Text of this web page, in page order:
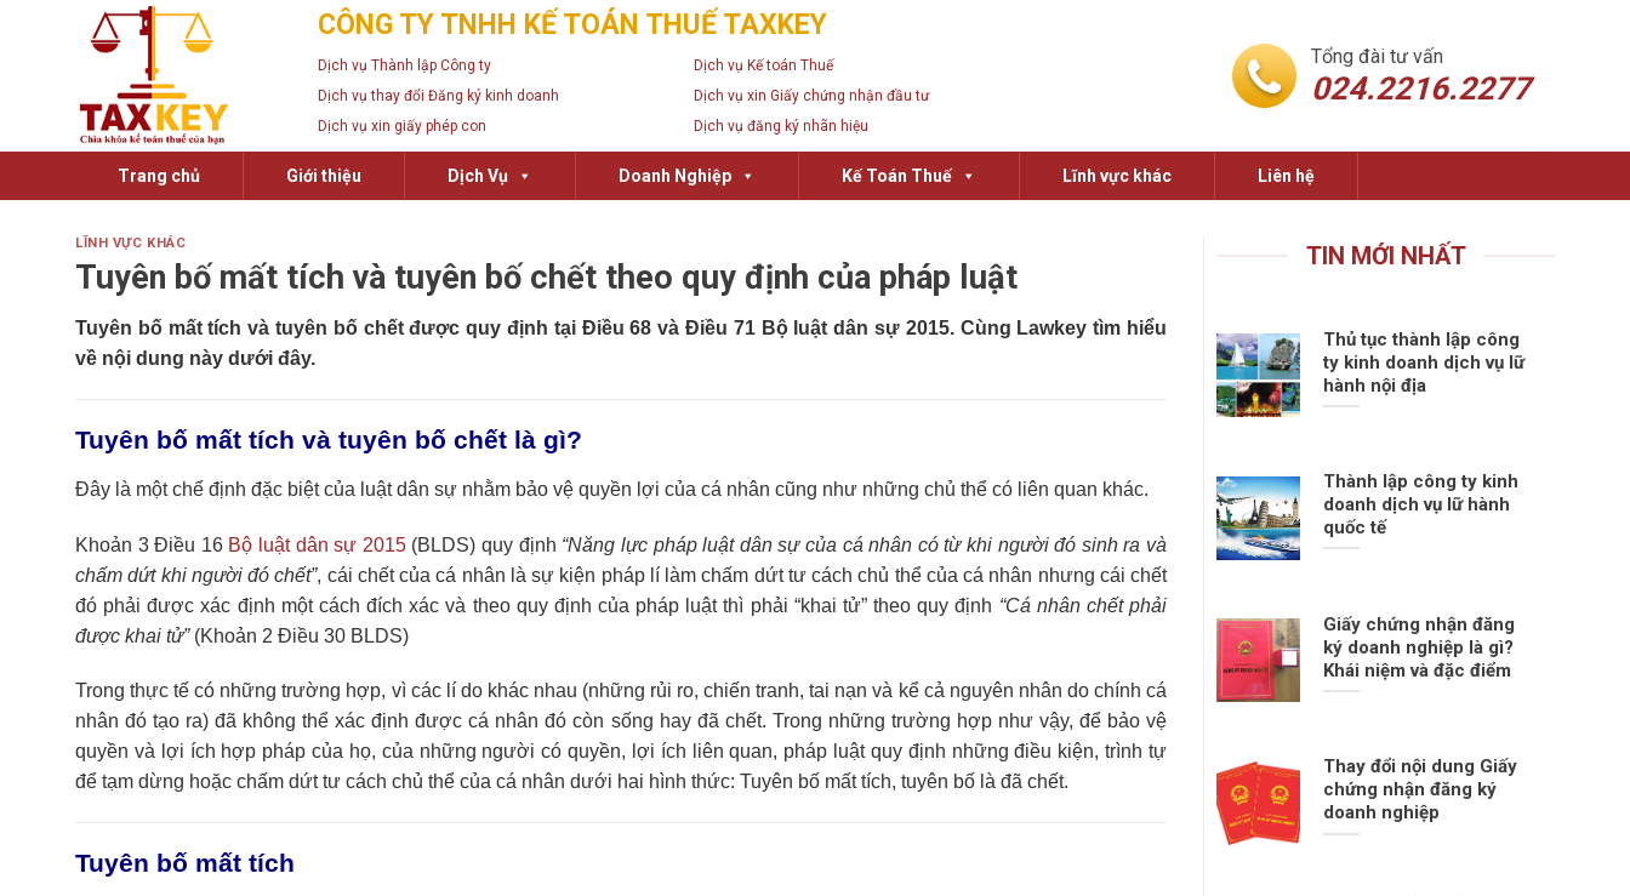
CÔNG TY TNHH KẾ TOÁN THUẾ TAXKEY
Dịch vụ Thành lập Công ty
Dịch vụ Kế toán Thuế
Dịch vụ thay đổi Đăng ký kinh doanh
Dịch vụ xin Giấy chứng nhận đầu tư
Dịch vụ xin giấy phép con
Dịch vụ đăng ký nhãn hiệu
Tổng đài tư vấn
024.2216.2277
Trang chủ Giới thiệu Dịch Vụ Doanh Nghiệp Kế Toán Thuế Lĩnh vực khác Liên hệ
LĨNH VỰC KHÁC
Tuyên bố mất tích và tuyên bố chết theo quy định của pháp luật
Tuyên bố mất tích và tuyên bố chếtđược quy định tại Điều 68 và Điều 71 Bộ luật dân sự 2015. Cùng Lawkey tìm hiểu
về nội dung này dưới đây.
Tuyên bố mất tích và tuyên bố chết là gì?
Đây là một chế định đặc biệt của luật dân sự nhằm bảo vệ quyền lợi của cá nhân cũng như những chủ thể có liên quan khác.
Khoản 3 Điều 16 Bộ luật dân sự 2015(BLDS) quy định “Năng lực pháp luật dân sự của cá nhân có từ khi người đó sinh ra và
chấm dứt khi người đó chết”, cái chết của cá nhân là sự kiện pháp lí làm chấm dứt tư cách chủ thể của cá nhân nhưng cái chết
đó phải được xác định một cách đích xác và theo quy định của pháp luật thì phải “khai tử” theo quy định “Cá nhân chết phải
được khai tử”(Khoản 2 Điều 30 BLDS)
Trong thực tế có những trường hợp, vì các lí do khác nhau (những rủi ro, chiến tranh, tai nạn và kể cả nguyên nhân do chính cá
nhân đó tạo ra) đã không thể xác định được cá nhân đó còn sống hay đã chết. Trong những trường hợp như vậy, để bảo vệ
quyền và lợi ích hợp pháp của họ, của những người có quyền, lợi ích liên quan, pháp luật quy định những điều kiện, trình tự
để tạm dừng hoặc chấm dứt tư cách chủ thể của cá nhân dưới hai hình thức: Tuyên bố mất tích, tuyên bố là đã chết.
Tuyên bố mất tích
TIN MỚI NHẤT
Thủ tục thành lập công
ty kinh doanh dịch vụ lữ
hành nội địa
Thành lập công ty kinh
doanh dịch vụ lữ hành
quốc tế
Giấy chứng nhận đăng
ký doanh nghiệp là gì?
Khái niệm và đặc điểm
Thay đổi nội dung Giấy
chứng nhận đăng ký
doanh nghiệp